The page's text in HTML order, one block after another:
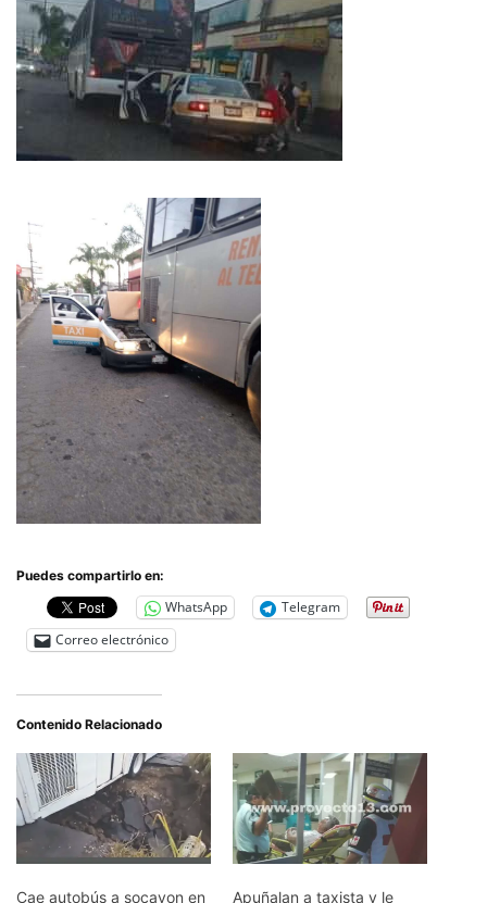
Puedes compartirlo en:
WhatsApp
Telegram
Correo electrónico
Contenido Relacionado
Cae autobús a socavon en Apuñalan a taxista y le